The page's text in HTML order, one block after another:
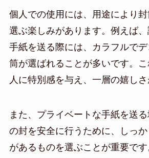
個人での使用には、用途により
選ぶ楽しみがあります。例えば
手紙を送る際には、カラフルで
筒が選ばれることが多いです。
人に特別感を与え、一層の嬉しさ
また、プライベートな手紙を送
の封を安全に行うために、しっ
があるものを選ぶことが重要で